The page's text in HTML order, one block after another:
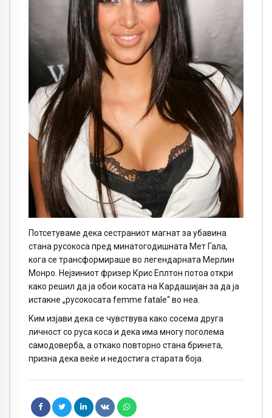
Потсетуваме дека сестраниот магнат за убавина
стана русокоса пред минатогодишната Мет Гала,
кога се трансформираше во легендарната Мерлин
Монро. Нејзиниот фризер Крис Еплтон потоа откри
како решил да ја обои косата на Кардашијан за да ја
истакне „русокосата femme fatale“ во неа.
Ким изјави дека се чувствува како сосема друга
личност со руса коса и дека има многу поголема
самодоверба, а откако повторно стана бринета,
призна дека веќе и недостига старата боја.